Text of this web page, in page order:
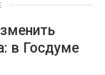
в Госдуме